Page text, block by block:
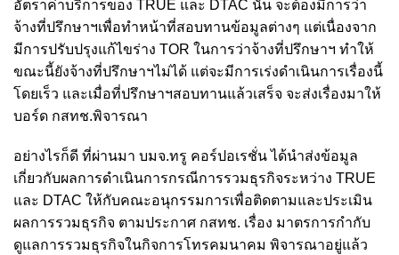
อัตราค่าบริการของ TRUE และ DTAC นั้น จะต้องมีการว่า
จ้างที่ปรึกษาฯเพื่อทำหน้าที่สอบทานข้อมูลต่างๆ แต่เนื่องจาก
มีการปรับปรุงแก้ไขร่าง TOR ในการว่าจ้างที่ปรึกษาฯ ทำให้
ขณะนี้ยังจ้างที่ปรึกษาฯไม่ได้ แต่จะมีการเร่งดำเนินการเรื่องนี้
โดยเร็ว และเมื่อที่ปรึกษาฯสอบทานแล้วเสร็จ จะส่งเรื่องมาให้
บอร์ด กสทช.พิจารณา
อย่างไรก็ดี ที่ผ่านมา บมจ.ทรู คอร์ปอเรชั่น ได้นำส่งข้อมูล
เกี่ยวกับผลการดำเนินการกรณีการรวมธุรกิจระหว่าง TRUE
และ DTAC ให้กับคณะอนุกรรมการเพื่อติดตามและประเมิน
ผลการรวมธุรกิจ ตามประกาศ กสทช. เรื่อง มาตรการกำกับ
ดูแลการรวมธุรกิจในกิจการโทรคมนาคม พิจารณาอยู่แล้ว